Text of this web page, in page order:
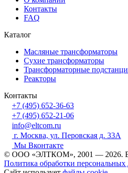
Контакты
FAQ
Каталог
Масляные трансформаторы
Сухие трансформаторы
Трансформаторные
Реакторы
Контакты
+7 (495) 652-36-63
+7 (495) 652-21-06
info@eltcom.ru
г. Москва, ул. Перовская д. 33А
Мы Вконтакте
© ООО «ЭЛТКОМ», 2001 — 2026.
Политика обработки